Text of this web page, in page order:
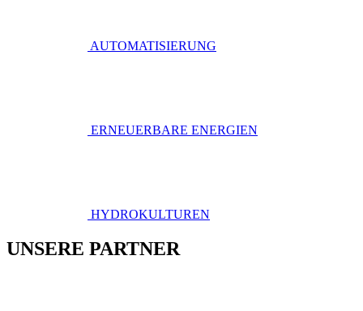
AUTOMATISIERUNG
ERNEUERBARE ENERGIEN
HYDROKULTUREN
UNSERE PARTNER